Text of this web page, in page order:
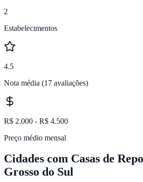
2
Estabelecimentos
4.5
Nota média (17 avaliações)
R$ 2.000 - R$ 4.500
Preço médio mensal
Cidades com Casas de
Grosso do Sul